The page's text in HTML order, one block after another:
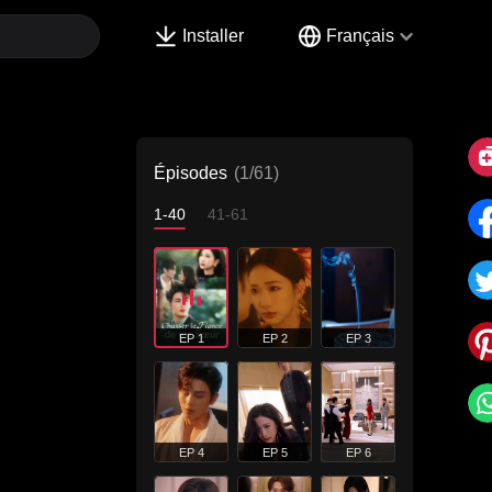
Installer Français
Épisodes (1/61)
1-40 41-61
EP 1 EP 2 EP 3
EP 4 EP 5 EP 6